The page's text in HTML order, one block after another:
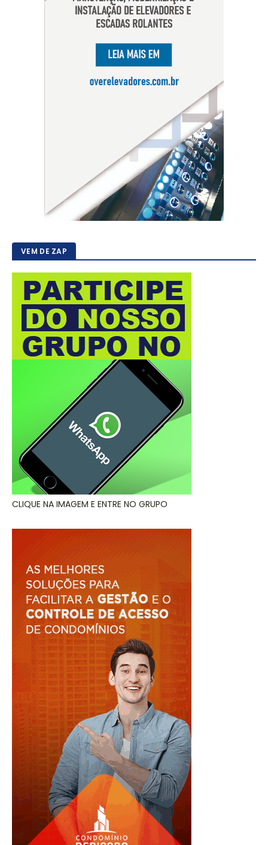
VEM DE ZAP
CLIQUE NA IMAGEM E ENTRE NO GRUPO